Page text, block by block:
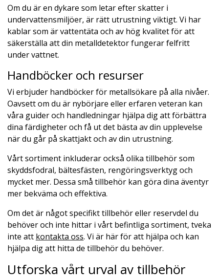
Om du är en dykare som letar efter skatter i
undervattensmiljöer, är rätt utrustning viktigt. Vi har
kablar som är vattentäta och av hög kvalitet för att
säkerställa att din metalldetektor fungerar felfritt
under vattnet.
Handböcker och resurser
Vi erbjuder handböcker för metallsökare på alla nivåer.
Oavsett om du är nybörjare eller erfaren veteran kan
våra guider och handledningar hjälpa dig att förbättra
dina färdigheter och få ut det bästa av din upplevelse
när du går på skattjakt och av din utrustning.
Vårt sortiment inkluderar också olika tillbehör som
skyddsfodral, bältesfästen, rengöringsverktyg och
mycket mer. Dessa små tillbehör kan göra dina äventyr
mer bekväma och effektiva.
Om det är något specifikt tillbehör eller reservdel du
behöver och inte hittar i vårt befintliga sortiment, tveka
inte att kontakta oss. Vi är här för att hjälpa och kan
hjälpa dig att hitta de tillbehör du behöver.
Utforska vårt urval av tillbehör